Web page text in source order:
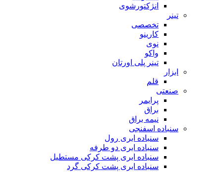
انژکتورشوی
تینر
تخصصی
کارینو
نوی
واکو
تینر پلی اورتان
ابزار
قلم
صنعتی
پرایمر
براق
نیمه براق
سنباده اسفنجی
سنباده ابری رول
سنباده ابری دو طرفه
سنباده ابری پشت کرکی مستطیل
سنباده ابری پشت کرکی گرد